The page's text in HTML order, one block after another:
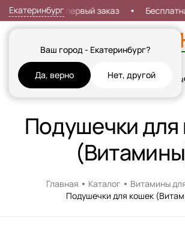
Екатеринбург
Ваш город - Екатеринбург?
Да, верно Нет, другой
Скидка 7% на первый заказ
Кошки СобакиРыбы Грызуны и Хорьки Птицы
Подушечки для
Главная Каталог
Витамины
Подушечки для кошек